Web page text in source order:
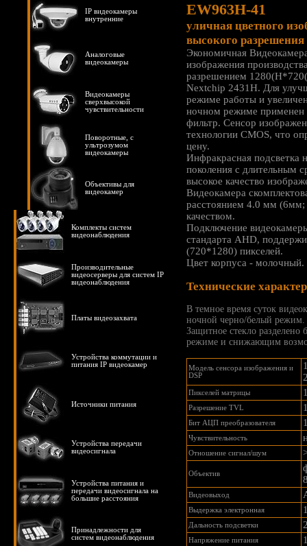
IP видеокамеры
внутренние
Аналоговые
видеокамеры
Видеокамеры
сверхвысокой
чувствительности
Поворотные, с
ультрозумом
видеокамеры
Объективы для
видеокамер
Комплекты систем
видеонаблюдения
Производительные
видеосерверы для систем IP
видеонаблюдения
Платы видеозахвата
Устройства коммутации и
питания IP видеокамер
Источники питания
Устройства передачи
видеосигнала
Устройства питания и
передачи видеосигнала на
большие расстояния
Принадлежности для
систем видеонаблюдения
EW963H-41
уличная цветного
высокого разрешения
Экономичная
изображения
разрешением
Nextchip 2431H. Для
режиме работы и
ночном режиме применен
фильтр. Сенсор
технологии CMOS, что
цену.
Инфракрасная
поколения с длительным
высокое качество
Видеокамера
расстоянием 4.0 мм
качеством.
Подключение
стандарта AHD,
(720*1280) пикселей.
Цвет корпуса -
Технические
В темное время суток
ночной черно/белый
Защитное стекло
режиме и снижающим
Модель сенсора изображения и
DSP
Пикселей матрицы
Разрешение TVL
Бит АЦП преобразователя
Чувствительность
Отношение сигнал/шум
Объектив
Видеовыход
Выдержка электронная
Дальность подсветки
Напряжение питания